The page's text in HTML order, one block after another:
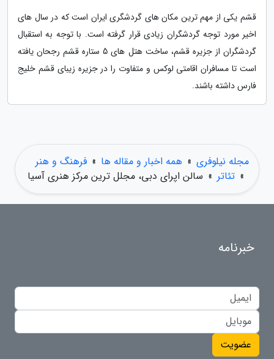
قشم یکی از مهم ترین مکان های گردشگری ایران است که در سال های
اخیر مورد توجه گردشگران زیادی قرار گرفته است. با توجه به استقبال
گردشگران از جزیره قشم، ساخت هتل های 5 ستاره قشم رجحان یافته
است تا مسافران اقامتی لوکس و متفاوت را در جزیره زیبای قشم خلیج
فارس داشته باشند.
مجله نیلوفری » همه اخبار و مقاله ها » فرهنگ و هنر
» تئاتر » سالن اپرای دبی، مجلل ترین مرکز هنری آسیا
خبرنامه
عضویت